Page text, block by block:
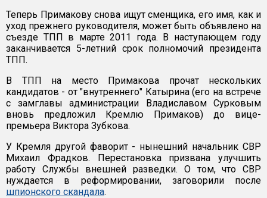
Теперь Примакову снова ищут сменщика, его имя, как и
уход прежнего руководителя, может быть объявлено на
съезде ТПП в марте 2011 года. В наступающем году
заканчивается 5-летний срок полномочий президента
ТПП.
В ТПП на место Примакова прочат нескольких
кандидатов - от "внутреннего" Катырина (его на встрече
с замглавы администрации Владиславом Сурковым
вновь предложил Кремлю Примаков) до вице-
премьера Виктора Зубкова.
У Кремля другой фаворит - нынешний начальник СВР
Михаил Фрадков. Перестановка призвана улучшить
работу Службы внешней разведки. О том, что СВР
нуждается в реформировании, заговорили после
шпионского скандала.